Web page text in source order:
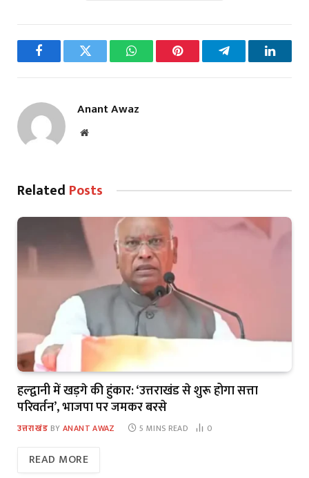
FacebookTwitter WhatsAppPinterest Telegram
Anant Awaz
Website
Related Posts
हल्द्वानी में खड़गे की हुंकार: ‘उत्तराखंड से शुरू होगा सत्ता
परिवर्तन’, भाजपा पर जमकर बरसे
उत्तराखंड BY ANANT AWAZ 5 MINS READ 0
READ MORE